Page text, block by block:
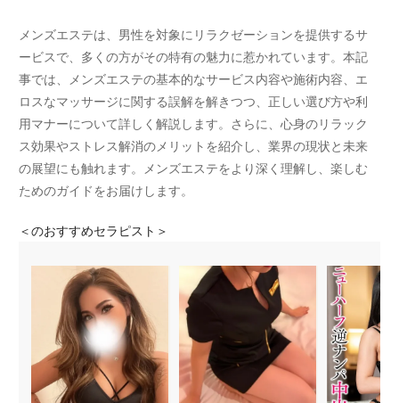
メンズエステは、男性を対象にリラクゼーションを提供するサ
ービスで、多くの方がその特有の魅力に惹かれています。本記
事では、メンズエステの基本的なサービス内容や施術内容、エ
ロスなマッサージに関する誤解を解きつつ、正しい選び方や利
用マナーについて詳しく解説します。さらに、心身のリラック
ス効果やストレス解消のメリットを紹介し、業界の現状と未来
の展望にも触れます。メンズエステをより深く理解し、楽しむ
ためのガイドをお届けします。
＜のおすすめセラピスト＞